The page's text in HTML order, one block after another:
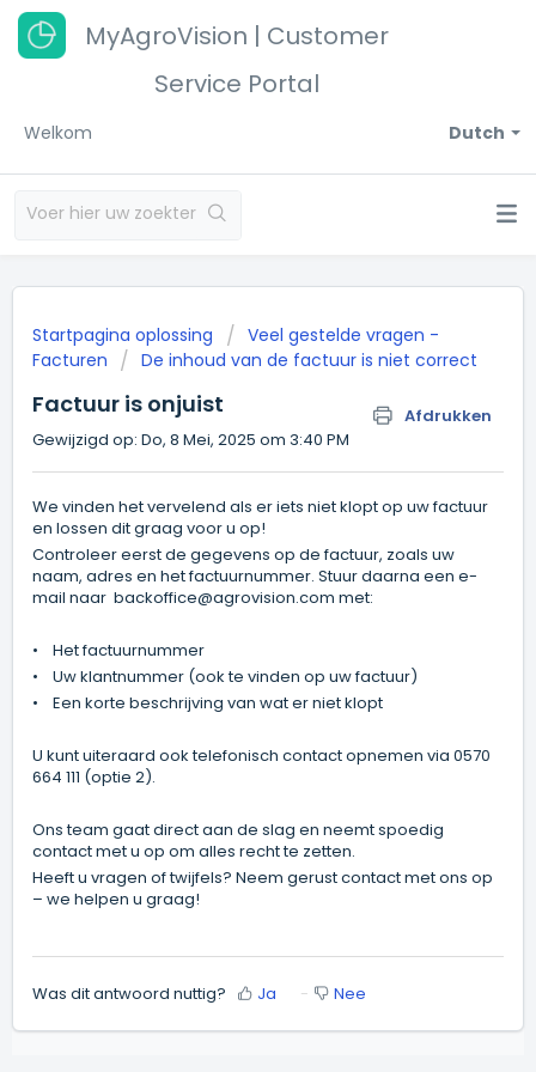
MyAgroVision | Customer
Service Portal
Dutch
Welkom
Startpagina oplossing
Veel gestelde vragen -
Facturen
De inhoud van de factuur is niet correct
Factuur is onjuist
Afdrukken
Gewijzigd op: Do, 8 Mei, 2025 om 3:40 PM
We vinden het vervelend als er iets niet klopt op uw factuur
en lossen dit graag voor u op!
Controleer eerst de gegevens op de factuur, zoals uw
naam, adres en het factuurnummer. Stuur daarna een e-
mail naar backoffice@agrovision.com met:
•
Het factuurnummer
•
Uw klantnummer (ook te vinden op uw factuur)
•
Een korte beschrijving van wat er niet klopt
U kunt uiteraard ook telefonisch contact opnemen via 0570
664 111 (optie 2).
Ons team gaat direct aan de slag en neemt spoedig
contact met u op om alles recht te zetten.
Heeft u vragen of twijfels? Neem gerust contact met ons op
– we helpen u graag!
Was dit antwoord nuttig? Ja Nee